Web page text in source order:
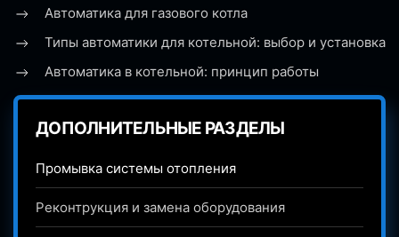
Автоматика для газового котла
Типы автоматики для котельной: выбор и установка
Автоматика в котельной: принцип работы
ДОПОЛНИТЕЛЬНЫЕ РАЗДЕЛЫ
Промывка системы отопления
Реконтрукция и замена оборудования